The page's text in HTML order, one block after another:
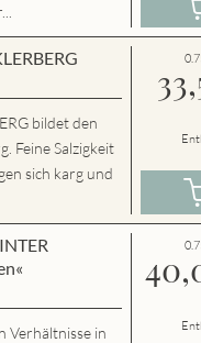
bildet den
Feine Salzigkeit
sich karg und
Verhältnisse in